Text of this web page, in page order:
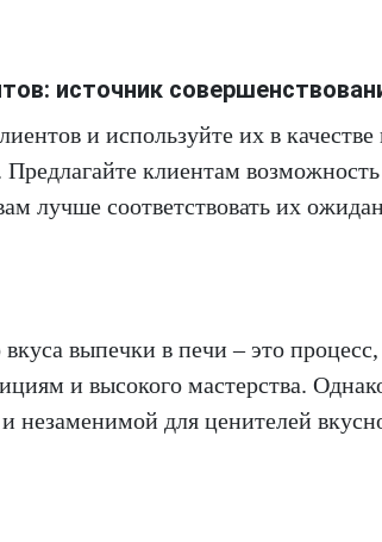
источник
и используйте их в
клиентам
лучше соответствовать их
выпечки в печи – это
и высокого мастерства.
незаменимой для ценителей